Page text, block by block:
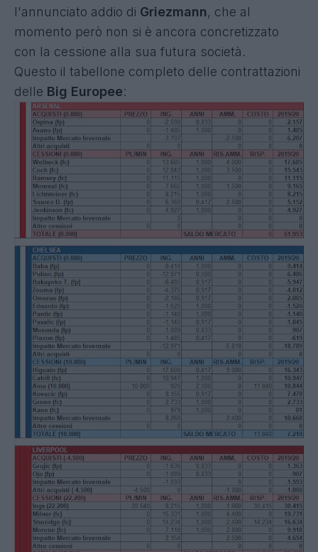
l'annunciato addio di Griezmann, che al
momento però non si è ancora concretizzato
con la cessione alla sua futura società.
Questo il tabellone completo delle contrattazioni
delle Big Europee: